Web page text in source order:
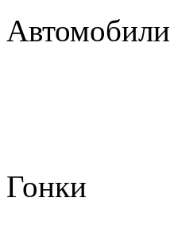
Автомобили
Гонки